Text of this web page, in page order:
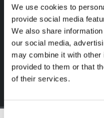
We use cookies to
provide social media
We also share
our social media,
may combine it with other
provided to them or that
of their services.
S'inscrire en cliquant
contenu